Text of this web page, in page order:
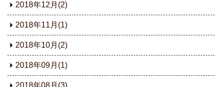
2018年12月(2)
2018年11月(1)
2018年10月(2)
2018年09月(1)
2018年08月(3)